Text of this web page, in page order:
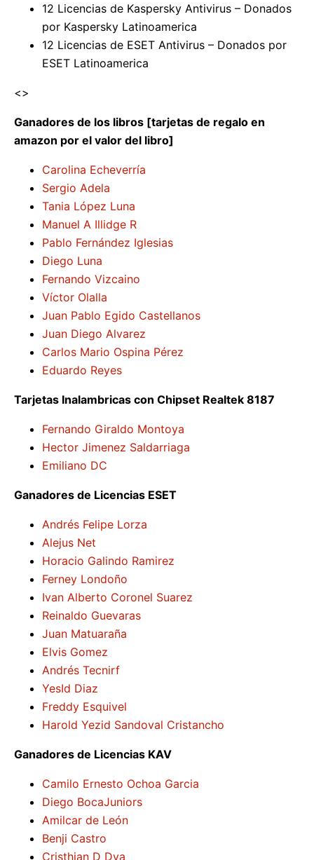
12 Licencias de Kaspersky Antivirus – Donados
por Kaspersky Latinoamerica
12 Licencias de ESET Antivirus – Donados por
ESET Latinoamerica
<>
Ganadores de los libros [tarjetas de regalo en
amazon por el valor del libro]
Carolina Echeverría
Sergio Adela
Tania López Luna
Manuel A Illidge R
Pablo Fernández Iglesias
Diego Luna
Fernando Vizcaino
Víctor Olalla
Juan Pablo Egido Castellanos
Juan Diego Alvarez
Carlos Mario Ospina Pérez
Eduardo Reyes
Tarjetas Inalambricas con Chipset Realtek 8187
Fernando Giraldo Montoya
Hector Jimenez Saldarriaga
Emiliano DC
Ganadores de Licencias ESET
Andrés Felipe Lorza
Alejus Net
Horacio Galindo Ramirez
Ferney Londoño
Ivan Alberto Coronel Suarez
Reinaldo Guevaras
Juan Matuaraña
Elvis Gomez
Andrés Tecnirf
YesId Diaz
Freddy Esquivel
Harold Yezid Sandoval Cristancho
Ganadores de Licencias KAV
Camilo Ernesto Ochoa Garcia
Diego BocaJuniors
Amilcar de León
Benji Castro
Cristhian D Dva